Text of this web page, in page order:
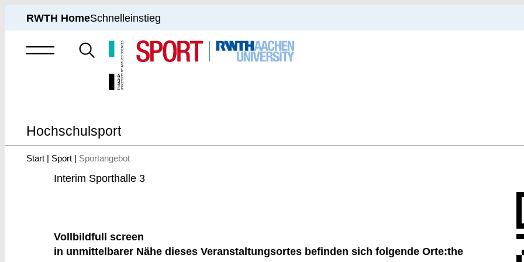
RWTH HomeSchnelleinstieg
Suche
nach
Hochschulsport
hier:
Start Sport Sportangebot
Interim Sporthalle 3
Vollbildfull screen
in unmittelbarer Nähe dieses Veranstaltungsortes befinden sich folgende Orte:the